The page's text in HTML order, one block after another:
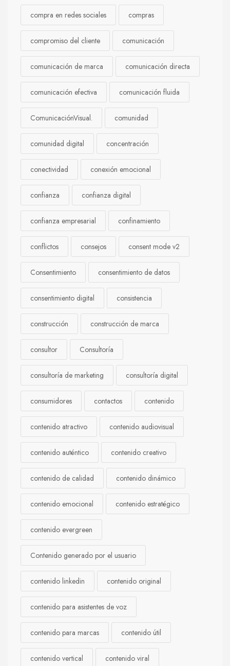
compra en redes sociales compras
compromiso del cliente comunicación
comunicación de marca comunicación directa
comunicación efectiva comunicación fluida
ComunicaciónVisual. comunidad
comunidad digital concentración
conectividad conexión emocional
confianza confianza digital
confianza empresarial confinamiento
conflictos consejos consent mode v2
Consentimiento consentimiento de datos
consentimiento digital consistencia
construcción construcción de marca
consultor Consultoría
consultoría de marketing consultoría digital
consumidores contactos contenido
contenido atractivo contenido audiovisual
contenido auténtico contenido creativo
contenido de calidad contenido dinámico
contenido emocional contenido estratégico
contenido evergreen
Contenido generado por el usuario
contenido linkedin contenido original
contenido para asistentes de voz
contenido para marcas contenido útil
contenido vertical contenido viral